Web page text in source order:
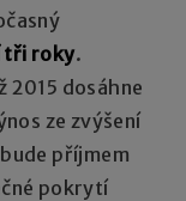
tři roky.
2015 dosáhne
ze zvýšení
příjmem
pokrytí